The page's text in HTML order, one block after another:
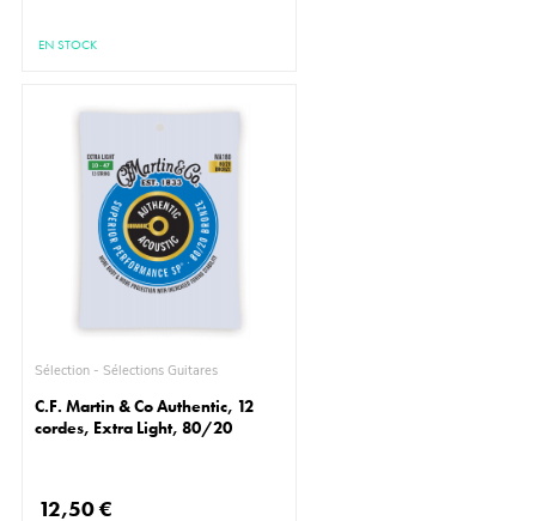
EN STOCK
Sélection - Sélections Guitares
C.F. Martin & Co Authentic, 12
cordes, Extra Light, 80/20
12,50 €